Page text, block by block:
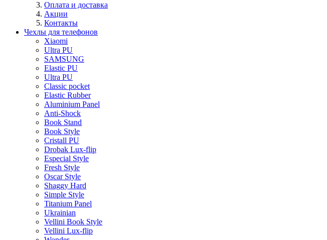
Оплата и доставка
Акции
Контакты
Чехлы для телефонов
Xiaomi
Ultra PU
SAMSUNG
Elastic PU
Ultra PU
Classic pocket
Elastic Rubber
Aluminium Panel
Anti-Shock
Book Stand
Book Style
Cristall PU
Drobak Lux-flip
Especial Style
Fresh Style
Oscar Style
Shaggy Hard
Simple Style
Titanium Panel
Ukrainian
Vellini Book Style
Vellini Lux-flip